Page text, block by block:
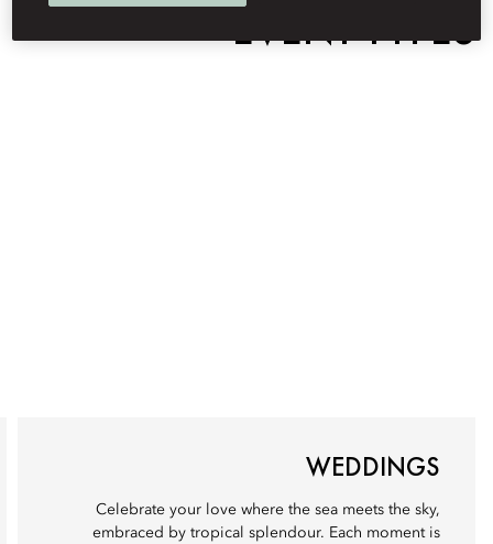
EVENT TYPES
WEDDINGS
Celebrate your love where the sea meets the sky,
embraced by tropical splendour. Each moment is